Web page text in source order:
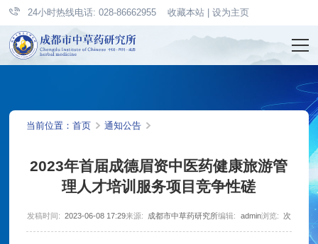
24小时热线电话: 028-86662955 收藏本站 设为主页
当前位置：首页 通知公告
2023年首届成德眉资中医药健康旅游管
理人才培训服务项目竞争性磋
发稿时间: 2023-06-08 17:29来源: 成都市中草药研究所编辑: admin浏览: 次